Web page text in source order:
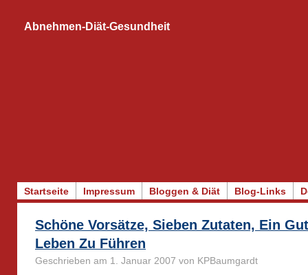
Startseite Impressum Bloggen & Diät Blog-Links
Abnehmen-Diät-Gesundheit
Schöne Vorsätze, Sieben Zutaten, Ein
Leben Zu Führen
Geschrieben am 1. Januar 2007 von KPBaumgardt